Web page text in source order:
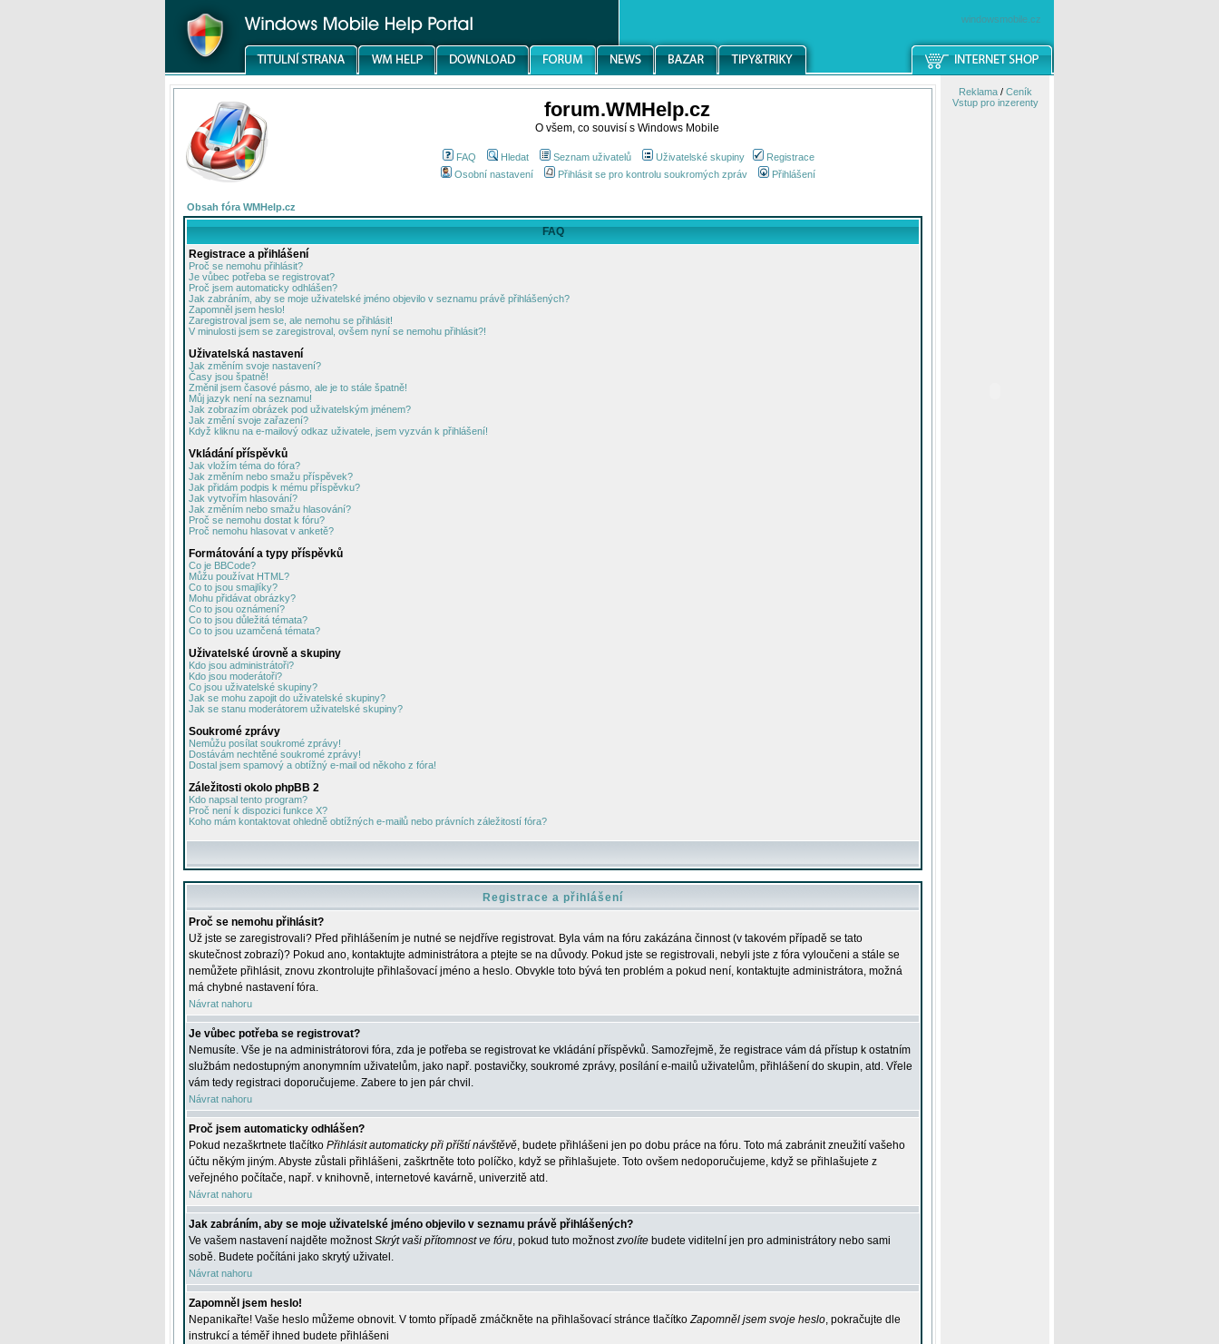
windowsmobile.cz
forum.WMHelp.cz
O všem, co souvisí s Windows Mobile
FAQ Hledat Seznam uživatelů Uživatelské skupiny
Registrace
Osobní nastavení
Přihlásit se pro kontrolu soukromých zpráv Přihlášení
Obsah fóra WMHelp.cz
FAQ
Registrace a přihlášení
Proč se nemohu přihlásit?
Je vůbec potřeba se registrovat?
Proč jsem automaticky odhlášen?
Jak zabráním, aby se moje uživatelské jméno objevilo v seznamu právě přihlášených?
Zapomněl jsem heslo!
Zaregistroval jsem se, ale nemohu se přihlásit!
V minulosti jsem se zaregistroval, ovšem nyní se nemohu přihlásit?!
Uživatelská nastavení
Jak změním svoje nastavení?
Časy jsou špatně!
Změnil jsem časové pásmo, ale je to stále špatně!
Můj jazyk není na seznamu!
Jak zobrazím obrázek pod uživatelským jménem?
Jak změní svoje zařazení?
Když kliknu na e-mailový odkaz uživatele, jsem vyzván k přihlášení!
Vkládání příspěvků
Jak vložím téma do fóra?
Jak změním nebo smažu příspěvek?
Jak přidám podpis k mému příspěvku?
Jak vytvořím hlasování?
Jak změním nebo smažu hlasování?
Proč se nemohu dostat k fóru?
Proč nemohu hlasovat v anketě?
Formátování a typy příspěvků
Co je BBCode?
Můžu používat HTML?
Co to jsou smajlíky?
Mohu přidávat obrázky?
Co to jsou oznámení?
Co to jsou důležitá témata?
Co to jsou uzamčená témata?
Uživatelské úrovně a skupiny
Kdo jsou administrátoři?
Kdo jsou moderátoři?
Co jsou uživatelské skupiny?
Jak se mohu zapojit do uživatelské skupiny?
Jak se stanu moderátorem uživatelské skupiny?
Soukromé zprávy
Nemůžu posílat soukromé zprávy!
Dostávám nechtěné soukromé zprávy!
Dostal jsem spamový a obtížný e-mail od někoho z fóra!
Záležitosti okolo phpBB 2
Kdo napsal tento program?
Proč není k dispozici funkce X?
Koho mám kontaktovat ohledně obtížných e-mailů nebo právních záležitostí fóra?
Registrace a přihlášení
Proč se nemohu přihlásit?
Už jste se zaregistrovali? Před přihlášením je nutné se nejdříve registrovat. Byla vám na fóru zakázána činnost (v takovém případě se tato
skutečnost zobrazí)? Pokud ano, kontaktujte administrátora a ptejte se na důvody. Pokud jste se registrovali, nebyli jste z fóra vyloučeni a stále se
nemůžete přihlásit, znovu zkontrolujte přihlašovací jméno a heslo. Obvykle toto bývá ten problém a pokud není, kontaktujte administrátora, možná
má chybné nastavení fóra.
Návrat nahoru
Je vůbec potřeba se registrovat?
Nemusíte. Vše je na administrátorovi fóra, zda je potřeba se registrovat ke vkládání příspěvků. Samozřejmě, že registrace vám dá přístup k ostatním
službám nedostupným anonymním uživatelům, jako např. postavičky, soukromé zprávy, posílání e-mailů uživatelům, přihlášení do skupin, atd. Vřele
vám tedy registraci doporučujeme. Zabere to jen pár chvil.
Návrat nahoru
Proč jsem automaticky odhlášen?
Pokud nezaškrtnete tlačítko Přihlásit automaticky při příští návštěvě, budete přihlášeni jen po dobu práce na fóru. Toto má zabránit zneužití vašeho
účtu někým jiným. Abyste zůstali přihlášeni, zaškrtněte toto políčko, když se přihlašujete. Toto ovšem nedoporučujeme, když se přihlašujete z
veřejného počítače, např. v knihovně, internetové kavárně, univerzitě atd.
Návrat nahoru
Jak zabráním, aby se moje uživatelské jméno objevilo v seznamu právě přihlášených?
Ve vašem nastavení najděte možnostSkrýt vaši přítomnost ve fóru, pokud tuto možnostzvolíte budete viditelní jen pro administrátory nebo sami
sobě. Budete počítáni jako skrytý uživatel.
Návrat nahoru
Zapomněl jsem heslo!
Nepanikařte! Vaše heslo můžeme obnovit. V tomto případě zmáčkněte na přihlašovací stránce tlačítkoZapomněl jsem svoje heslo, pokračujte dle
instrukcí a téměř ihned budete přihlášeni
Reklama/ Ceník
Vstup pro inzerenty